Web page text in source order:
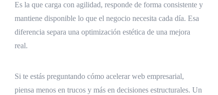
Es la que carga con agilidad, responde de forma consistente y
mantiene disponible lo que el negocio necesita cada día. Esa
diferencia separa una optimización estética de una mejora
real.
Si te estás preguntando cómo acelerar web empresarial,
piensa menos en trucos y más en decisiones estructurales. Un